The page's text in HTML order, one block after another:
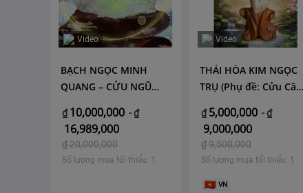
Video
BẠCH NGỌC MINH
QUANG – CỬU NGŨ
₫ 10,000,000 -₫
16,989,000
₫20,000,000
Số lượng mua tối thiểu: 1
Video
THÁI HÒA KIM NGỌC
TRỤ (Phụ đề: Cửu Cân
Chư A Thai)
₫ 5,000,000 -₫
9,000,000
₫9,500,000
Số lượng mua tối thiểu: 1
VN